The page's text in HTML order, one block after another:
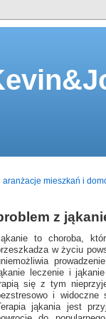
aranżacje mieszkań i
z
to choroba,
w życiu
leczenie i
się z tym
i widoczne
jąkania jest